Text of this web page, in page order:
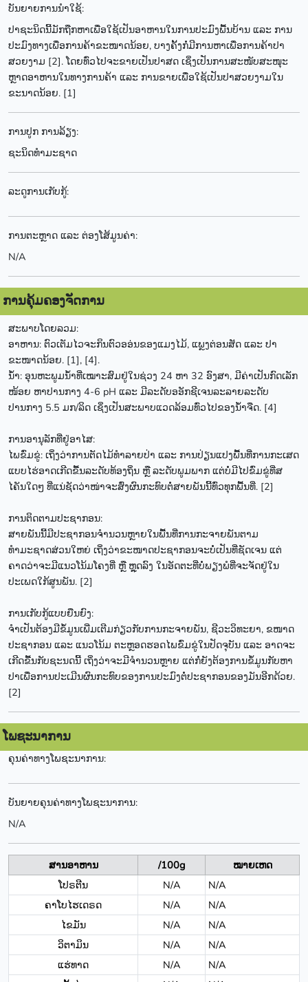
ບັນຍາຍການນຳໃຊ້:
ປາຊະນິດນີ້ມັກຖືກຫາເພື່ອໃຊ້ເປັນອາຫານໃນການປະມົງພື້ນບ້ານ ແລະ ການ
ປະມົງທາງເພື່ອການຄ້າຂະໜາດນ້ອຍ, ບາງຄັ້ງກໍ່ມີການຫາເພື່ອການຄ້າປາ
ສວຍງາມ [2]. ໂດຍທົ່ວໄປຈະຂາຍເປັນປາສດ ເຊິ່ງເປັນການສະໜັບສະໜຸະ
ຫຼາດອາຫານໃນທາງການຄ້າ ແລະ ການຂາຍເພື່ອໃຊ້ເປັນປາສວຍງາມໃນ
ຂະນາດນ້ອຍ. [1]
ການປູກ ການລ້ຽງ:
ຊະນິດທຳມະຊາດ
ລະດູການເກັບກູ້:
ການຕະຫຼາດ ແລະ ຕ່ອງໂສ້ມູນຄ່າ:
N/A
ການຄຸ້ມຄອງຈັດການ
ສະພາບໂດຍລວມ:
ອາຫານ: ຕົວເຕັມໄວຈະກິນຕົວອອ່ນຂອງແມງໄມ້, ແພຼງຕ່ອນສັດ ແລະ ປາ
ຂະໜາດນ້ອຍ. [1], [4].
ນ້ຳ: ອຸນຫະພູມນ້ຳທີ່ເໝາະສົມຢູ່ໃນຊ່ວງ 24 ຫາ 32 ອົງສາ, ມີຄ່າເປັນກົດເລັກ
ໜ້ອຍ ຫາປານກາງ 4-6 pH ແລະ ມີລະດັບອອັກຊີເຈນລະລາຍລະດັບ
ປານກາງ 5.5 ມກ/ລິດ ເຊິ່ງເປັນສະພາບແວດລ້ອມທົ່ວໄປຂອງນ້ຳຈືດ. [4]
ການອານຸລັກທີ່ຢູ່ອາໄສ:
ໄພຂົ່ມຂູ່: ເຖິ່ງວ່າການຕັດໄມ້ທຳລາຍປ່າ ແລະ ການປ່ຽນແປງພື້ນທີ່ການກະເສດ
ແບບໄຮ່ອາດເກີດຂື້ນລະດັບທ້ອງຖິ່ນ ຫຼື ລະດັບພູມພາກ ແຕ່ບໍ່ມີໄປຂົ່ມຂູ່ທີ່ສ
ໄຄັນໃດໆ ທີ່ແນ່ຊັດວ່າໜ່າຈະສົ່ງຜົນກະທົບຕໍ່ສາຍພັນນີ້ທົ່ວທຸກພື້ນທີ່. [2]
ການຕິດຕາມປະຊາກອນ:
ສາຍພັນນີ້ມີປະຊາກອນຈຳນວນຫຼາຍໃນພື້ນທີ່ການກະຈາຍພັນຕາມ
ທຳມະຊາດສ່ວນໃຫຍ່ ເຖິ່ງວ່າຂະໜາດປະຊາກອນຈະບໍ່ເປັນທີ່ຊັດເຈນ ແຕ່
ຄາດວ່າຈະມີແນວໂນ້ມໂຄງທີ່ ຫຼື ຫຼຸດລົງ ໃນອັດຕະທີ່ບໍ່ພຽງພໍທີ່ຈະຈັດຢູ່ໃນ
ປະເພດໃກ້ສູນພັນ. [2]
ການເກັບກູ້ແບບຍືນຍົງ:
ຈຳເປັນຕ້ອງມີຂໍ້ມູນເພີ່ມເຕີມກ່ຽວກັບການກະຈາຍພັນ, ຊີວະວິທະຍາ, ຂໜາດ
ປະຊາກອນ ແລະ ແນວໂນ້ມ ຕະຫຼອດຮອດໄພຂົ່ມຂູ່ໃນປັດຈຸບັນ ແລະ ອາດຈະ
ເກີດຂື້ນກັບຊະນດນີ້ ເຖິ່ງວ່າຈະມີຈຳນວນຫຼາຍ ແຕ່ກໍ່ຍັງຕ້ອງການຂໍ້ມູນກັບຫາ
ປາເພື່ອການປະເມີນຜົນກະທົບຂອງການປະມົງຕໍ່ປະຊາກອນຂອງມັນອີກດ້ວຍ.
[2]
ໂພຊະນາການ
ຄຸນຄ່າທາງໂພຊະນາການ:
ບັນຍາຍຄຸນຄ່າທາງໂພຊະນາການ:
N/A
ສານອາຫານ /100g
ໝາຍເຫດ
ໂປຣຕີນ
N/A
N/A
ຄາໂບໄຮເດຣດ
N/A
N/A
ໄຂມັນ
N/A
N/A
ວິຕາມິນ
N/A
N/A
ແຮ່ທາດ
N/A
N/A